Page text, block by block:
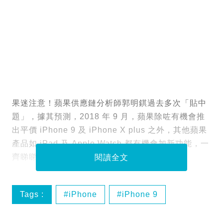
果迷注意！蘋果供應鏈分析師郭明錤過去多次「貼中
題」，據其預測，2018 年 9 月，蘋果除咗有機會推
出平價 iPhone 9 及 iPhone X plus 之外，其他蘋果
產品如 iPad 及 Apple Watch 都有機會加新功能，一
齊睇睇佢嘅預測！
閱讀全文
Tags : iPhone iPhone 9